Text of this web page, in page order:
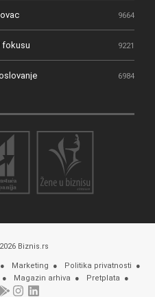
9664
fokusu 9221
6984
Biznis.rs
Marketing
Politika privatnosti
Magazin arhiva Pretplata